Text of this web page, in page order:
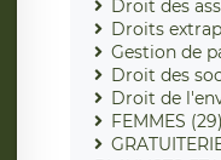
Droit des
Droits
Gestion de
Droit des
Droit de
FEMMES (29)